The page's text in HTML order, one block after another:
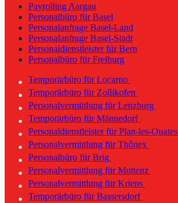
Payrolling Aargau
Personalbüro für Basel
Personalanfrage Basel-Land
Personalanfrage Basel-Stadt
Personaldienstleister für Bern
Personalbüro für Freiburg
Temporärbüro für Locarno
Temporärbüro für Zollikofen
Personalvermittlung für Lenzburg
Temporärbüro für Männedorf
Personaldienstleister für Plan-les-Ouates
Personalvermittlung für Thônex
Personalbüro für Brig
Personalvermittlung für Muttenz
Personalvermittlung für Kriens
Temporärbüro für Bassersdorf